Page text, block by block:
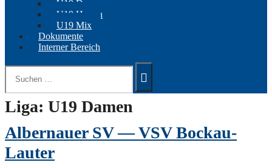
U19 Damen
U19 Herren
U19 Mix
Dokumente
Interner Bereich
Suchen
nach:
Liga: U19 Damen
Albernauer SV — VSV Bockau-
Lauter